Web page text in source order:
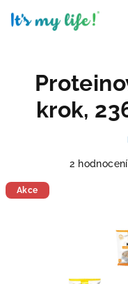
krok,
produktu
2 hodnocení
Akce